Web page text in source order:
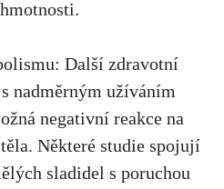
Další zdravotní
nadměrným užíváním
negativní reakce na
Některé studie spojují
sladidel s poruchou